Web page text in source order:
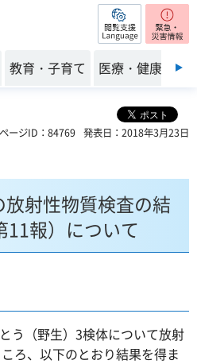
閲覧支援
教育・子育て 医療・健康・福
ページID：84769 発表日：2018年3月23日
射性物質検査の結
11報）について
う（野生）3検体について放射
ろ、以下のとおり結果を得ま